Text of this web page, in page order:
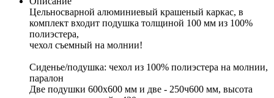
Цельносварной алюминиевый крашеный каркас, в
комплект входит подушка толщиной 100 мм из 100%
полиэстера,
чехол съемный на молнии!
Сиденье/подушка: чехол из 100% полиэстера на молнии,
паралон
Две подушки 600х600 мм и две - 250ч600 мм, высота